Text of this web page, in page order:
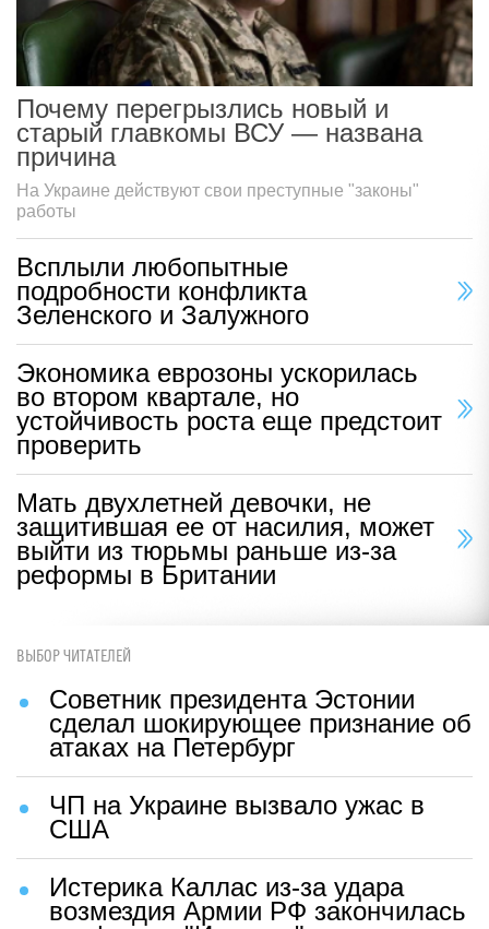
Почему перегрызлись новый и
старый главкомы ВСУ — названа
причина
На Украине действуют свои преступные "законы"
работы
Всплыли любопытные
подробности конфликта
Зеленского и Залужного
Экономика еврозоны ускорилась
во втором квартале, но
устойчивость роста еще предстоит
проверить
Мать двухлетней девочки, не
защитившая ее от насилия, может
выйти из тюрьмы раньше из-за
реформы в Британии
ВЫБОР ЧИТАТЕЛЕЙ
Советник президента Эстонии
сделал шокирующее признание об
атаках на Петербург
ЧП на Украине вызвало ужас в
США
Истерика Каллас из-за удара
возмездия Армии РФ закончилась